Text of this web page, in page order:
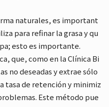
naturales, es important
para refinar la grasa y qu
esto es importante.
que, como en la Clínica Bi
no deseadas y extrae sólo
tasa de retención y minimiz
Este método pue